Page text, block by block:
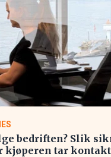
bedriften? Slik
kjøperen tar kontakt